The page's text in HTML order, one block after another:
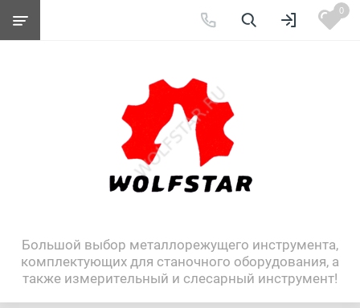
0
Большой выбор металлорежущего инструмента,
комплектующих для станочного оборудования, а
также измерительный и слесарный инструмент!